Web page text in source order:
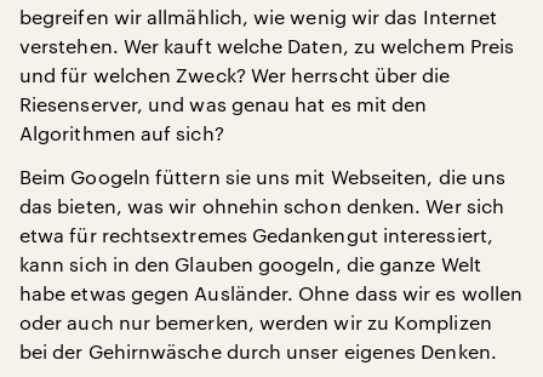
begreifen wir allmählich, wie wenig wir das Internet
verstehen. Wer kauft welche Daten, zu welchem Preis
und für welchen Zweck? Wer herrscht über die
Riesenserver, und was genau hat es mit den
Algorithmen auf sich?
Beim Googeln füttern sie uns mit Webseiten, die uns
das bieten, was wir ohnehin schon denken. Wer sich
etwa für rechtsextremes Gedankengut interessiert,
kann sich in den Glauben googeln, die ganze Welt
habe etwas gegen Ausländer. Ohne dass wir es wollen
oder auch nur bemerken, werden wir zu Komplizen
bei der Gehirnwäsche durch unser eigenes Denken.